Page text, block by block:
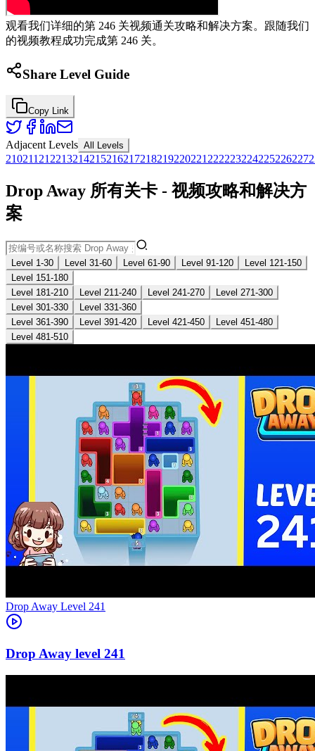
观看我们详细的第 246 关视频通关攻略和解决方案。跟随我们
的视频教程成功完成第 246 关。
Share Level Guide
Copy Link
Adjacent Levels All Levels
210211 212213214215216217218219220221 222223224225226227
Drop Away 所有关卡 - 视频攻略和解决方
案
Level 1-30 Level 31-60 Level 61-90 Level 91-120
Level 121-150
Level 151-180
Level 181-210
Level 211-240 Level 241-270
Level 271-300
Level 301-330
Level 331-360
Level 361-390
Level 391-420 Level 421-450
Level 451-480
Level 481-510
Level 241
241